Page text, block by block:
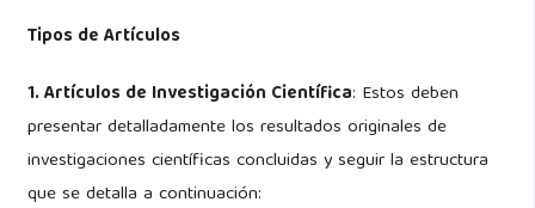
Tipos de Artículos
1. Artículos de Investigación Científica: Estos deben
presentar detalladamente los resultados originales de
investigaciones científicas concluidas y seguir la estructura
que se detalla a continuación: